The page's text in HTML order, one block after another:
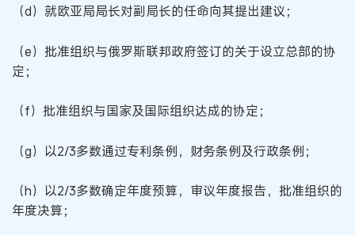
（d）就欧亚局局长对副局长的任命向其提出建议；
（e）批准组织与俄罗斯联邦政府签订的关于设立总部的协
定；
（f）批准组织与国家及国际组织达成的协定；
（g）以2/3多数通过专利条例，财务条例及行政条例；
（h）以2/3多数确定年度预算，审议年度报告，批准组织的
年度决算；